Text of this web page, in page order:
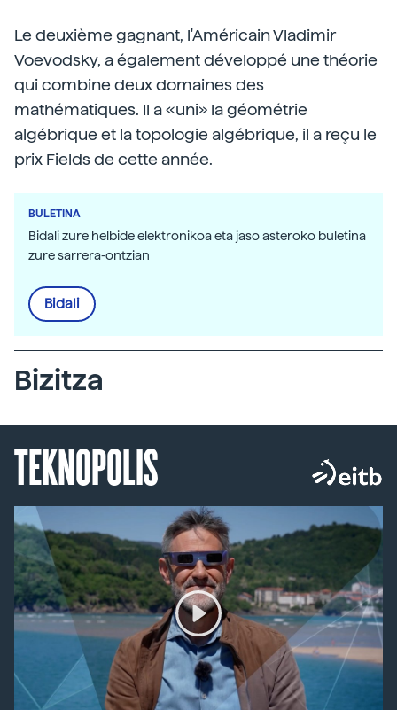
Le deuxième gagnant, l'Américain Vladimir
Voevodsky, a également développé une théorie
qui combine deux domaines des
mathématiques. Il a «uni» la géométrie
algébrique et la topologie algébrique, il a reçu le
prix Fields de cette année.
BULETINA
Bidali zure helbide elektronikoa eta jaso asteroko buletina
zure sarrera-ontzian
Bidali
Bizitza
TEKNOPOLIS